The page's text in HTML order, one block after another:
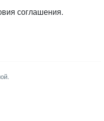
соглашения.